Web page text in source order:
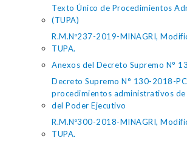
Texto Único de Procedimientos
(TUPA)
R.M.Nº237-2019-MINAGRI,
TUPA.
Anexos del Decreto Supremo N°
Decreto Supremo N° 130-2018-
procedimientos administrativos de
del Poder Ejecutivo
R.M.Nº300-2018-MINAGRI,
TUPA.